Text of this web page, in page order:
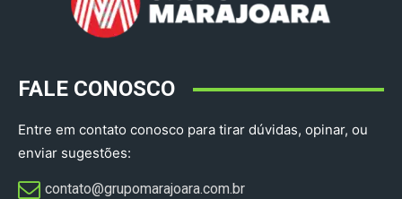
FALE CONOSCO
Entre em contato conosco para tirar dúvidas, opinar, ou
enviar sugestões:
contato@grupomarajoara.com.br